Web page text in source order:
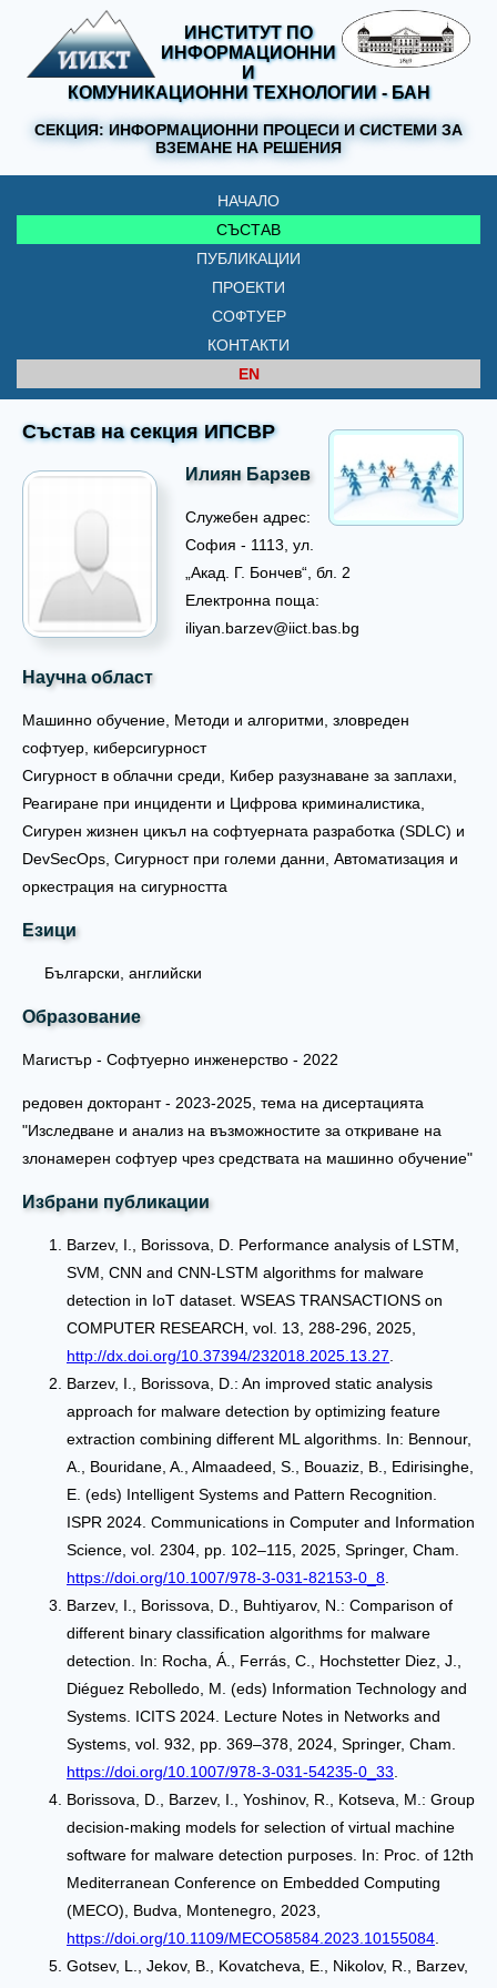
ИНСТИТУТ ПО
ИНФОРМАЦИОННИ
И
КОМУНИКАЦИОННИ ТЕХНОЛОГИИ - БАН
СЕКЦИЯ: ИНФОРМАЦИОННИ ПРОЦЕСИ И СИСТЕМИ ЗА
ВЗЕМАНЕ НА РЕШЕНИЯ
НАЧАЛО
СЪСТАВ
ПУБЛИКАЦИИ
ПРОЕКТИ
СОФТУЕР
КОНТАКТИ
EN
Състав на секция ИПСВР
Илиян Барзев
Служебен адрес:
София - 1113, ул.
„Акад. Г. Бончев“, бл. 2
Електронна поща:
iliyan.barzev@iict.bas.bg
Научна област
Машинно обучение, Методи и алгоритми, зловреден
софтуер, киберсигурност
Сигурност в облачни среди, Кибер разузнаване за заплахи,
Реагиране при инциденти и Цифрова криминалистика,
Сигурен жизнен цикъл на софтуерната разработка (SDLC) и
DevSecOps, Сигурност при големи данни, Автоматизация и
оркестрация на сигурността
Езици
Български, английски
Образование
Магистър - Софтуерно инженерство - 2022
редовен докторант - 2023-2025, тема на дисертацията
"Изследване и анализ на възможностите за откриване на
злонамерен софтуер чрез средствата на машинно обучение"
Избрани публикации
Barzev, I., Borissova, D. Performance analysis of LSTM,
SVM, CNN and CNN-LSTM algorithms for malware
detection in IoT dataset. WSEAS TRANSACTIONS on
COMPUTER RESEARCH, vol. 13, 288-296, 2025,
http://dx.doi.org/10.37394/232018.2025.13.27
Barzev, I., Borissova, D.: An improved static analysis
approach for malware detection by optimizing feature
extraction combining different ML algorithms. In: Bennour,
A., Bouridane, A., Almaadeed, S., Bouaziz, B., Edirisinghe,
E. (eds) Intelligent Systems and Pattern Recognition.
ISPR 2024. Communications in Computer and Information
Science, vol. 2304, pp. 102–115, 2025, Springer, Cham.
https://doi.org/10.1007/978-3-031-82153-0_8
Barzev, I., Borissova, D., Buhtiyarov, N.: Comparison of
different binary classification algorithms for malware
detection. In: Rocha, Á., Ferrás, C., Hochstetter Diez, J.,
Diéguez Rebolledo, M. (eds) Information Technology and
Systems. ICITS 2024. Lecture Notes in Networks and
Systems, vol. 932, pp. 369–378, 2024, Springer, Cham.
https://doi.org/10.1007/978-3-031-54235-0_33
Borissova, D., Barzev, I., Yoshinov, R., Kotseva, M.: Group
decision-making models for selection of virtual machine
software for malware detection purposes. In: Proc. of 12th
Mediterranean Conference on Embedded Computing
(MECO), Budva, Montenegro, 2023,
https://doi.org/10.1109/MECO58584.2023.10155084
Gotsev, L., Jekov, B., Kovatcheva, E., Nikolov, R., Barzev,